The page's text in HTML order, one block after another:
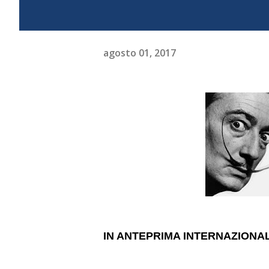
agosto 01, 2017
IN ANTEPRIMA